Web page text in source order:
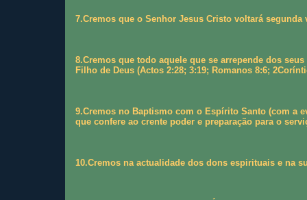
7.Cremos que o Senhor Jesus Cristo voltará segunda
8.Cremos que todo aquele que se arrepende dos
Filho de Deus (Actos 2:28; 3:19; Romanos 8:6;
9.Cremos no Baptismo com o Espírito Santo (com a
que confere ao crente poder e preparação para o
10.Cremos na actualidade dos dons espirituais e na